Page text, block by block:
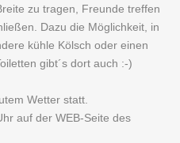
zu tragen, Freunde treffen
Dazu die Möglichkeit, in
kühle Kölsch oder einen
gibt´s dort auch :-)
Wetter statt.
auf der WEB-Seite des